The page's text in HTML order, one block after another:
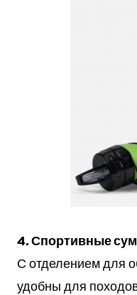
4. Спортивные
С отделением для
удобны для